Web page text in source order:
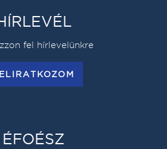
fel hírlevelünkre
ÉFOÉSZ